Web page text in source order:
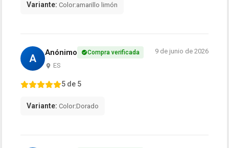
Variante: Color:amarillo limón
A Anónimo Compra verificada
ES
9 de junio de 2026
5 de 5
Variante: Color:Dorado